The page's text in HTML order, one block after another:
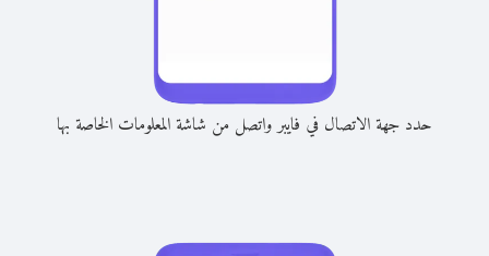
حدد جهة الاتصال في فايبر واتصل من شاشة المعلومات الخاصة بها